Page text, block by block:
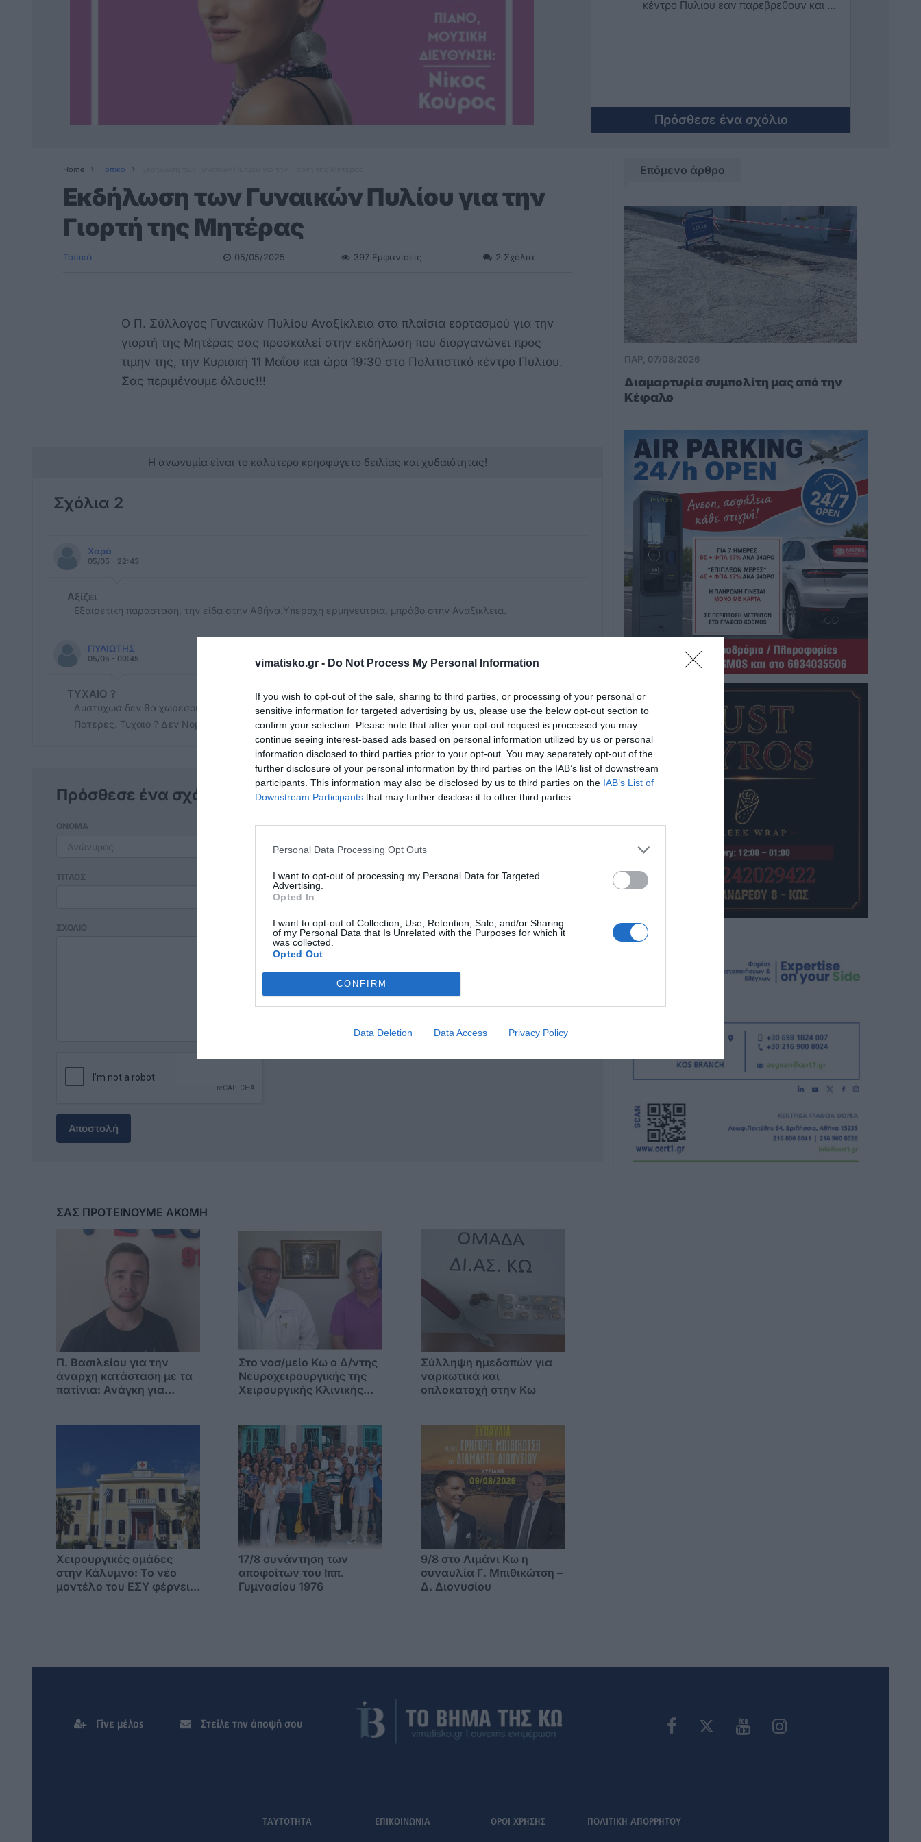
vimatisko.gr - Do Not Process My Personal Information
If you wish to opt-out of the sale, sharing to third parties, or processing of your personal or
sensitive information for targeted advertising by us, please use the below opt-out section to
confirm your selection. Please note that after your opt-out request is processed you may
continue seeing interest-based ads based on personal information utilized by us or personal
information disclosed to third parties prior to your opt-out. You may separately opt-out of the
further disclosure of your personal information by third parties on the IAB’s list of downstream
participants. This information may also be disclosed by us to third parties on the IAB’s List of
Downstream Participants that may further disclose it to other third parties.
Personal Data Processing Opt Outs
I want to opt-out of processing my Personal Data for Targeted
Advertising.
Opted In
I want to opt-out of Collection, Use, Retention, Sale, and/or Sharing
of my Personal Data that Is Unrelated with the Purposes for which it
was collected.
Opted Out
CONFIRM
Data Deletion Data Access Privacy Policy
κέντρο Πυλιου εαν παρεβρεθουν και οι
Πρόσθεσε ένα σχόλιο
Home Τοπικά
Eκδήλωση των Γυναικών Πυλίου για την
Γιορτή της Μητέρας
Τοπικά 05/05/2025 397 Εμφανίσεις 2 Σχόλια
Ο Π. Σύλλογος Γυναικών Πυλίου Αναξίκλεια στα πλαίσια εορτασμού για την
γιορτή της Μητέρας σας προσκαλεί στην εκδήλωση που διοργανώνει προς
τιμην της, την Κυριακή 11 Μαΐου και ώρα 19:30 στο Πολιτιστικό κέντρο Πυλιου.
Σας περιμένουμε όλους!!!
Η ανωνυμία είναι το καλύτερο κρησφύγετο δειλίας και χυδαιότητας!
Σχόλια 2
Χαρά
05/05 - 22:43
Αξίζει
Εξαιρετική παράσταση, την είδα στην Αθήνα.Υπεροχη ερμηνεύτρια, μπράβο στην Αναξικλεια.
ΠΥΛΙΩΤΗΣ
05/05 - 09:45
ΤΥΧΑΙΟ ?
Δυστυχωσ δεν θα χωρεσουμε ολοι στο Πολιτιστικό κέντρο Πυλιου εαν παρεβρεθουν και οι Λαθρο
Πατερες. Τυχαιο ? Δεν Νομιζω !
Πρόσθεσε ένα σχόλιο
ΟΝΟΜΑ
ΤΙΤΛΟΣ
ΣΧΟΛΙΟ
Αποστολή
ΣΑΣ ΠΡΟΤΕΙΝΟΥΜΕ ΑΚΟΜΗ
Π. Βασιλείου για την
άναρχη κατάσταση με τα
πατίνια: Ανάγκη για
Στο νοσ/μείο Κω ο Δ/ντης
Νευροχειρουργικής της
Χειρουργικής Κλινικής
Χρήστος Γώγος
Σύλληψη ημεδαπών για
ναρκωτικά και
οπλοκατοχή στην Κω
Χειρουργικές ομάδες
στην Κάλυμνο: Το νέο
μοντέλο του ΕΣΥ φέρνει
17/8 συνάντηση των
αποφοίτων του Ιππ.
Γυμνασίου 1976
9/8 στο Λιμάνι Κω η
συναυλία Γ. Μπιθικώτση –
Δ. Διονυσίου
Επόμενο άρθρο
ΠΑΡ, 07/08/2026
Διαμαρτυρία συμπολίτη μας από την
Κέφαλο
Γίνε μέλος Στείλε την άποψή σου
ΤΑΥΤΟΤΗΤΑ ΕΠΙΚΟΙΝΩΝΙΑ ΟΡΟΙ ΧΡΗΣΗΣ ΠΟΛΙΤΙΚΗ ΑΠΟΡΡΗΤΟΥ